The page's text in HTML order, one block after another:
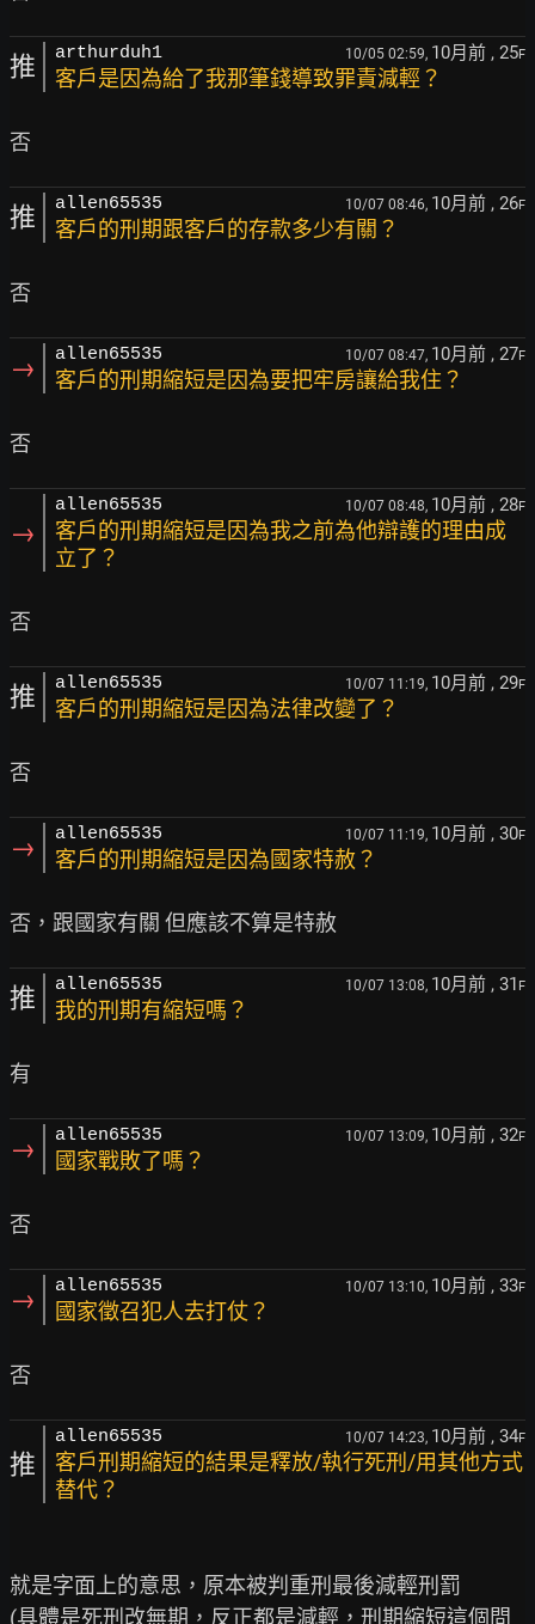
推 arthurduh1 10/05 02:59, 10月前 , 25F
客戶是因為給了我那筆錢導致罪責減輕？
推 allen65535 10/07 08:46, 10月前 , 26F
客戶的刑期跟客戶的存款多少有關？
→ allen65535 10/07 08:47, 10月前 , 27F
客戶的刑期縮短是因為要把牢房讓給我住？
→
allen65535 10/07 08:48, 10月前 , 28F
客戶的刑期縮短是因為我之前為他辯護的理由成
立了？
推 allen65535 10/07 11:19, 10月前 , 29F
客戶的刑期縮短是因為法律改變了？
→ allen65535 10/07 11:19, 10月前 , 30F
客戶的刑期縮短是因為國家特赦？
推 allen65535 10/07 13:08, 10月前 , 31 F
我的刑期有縮短嗎？
→ allen65535 10/07 13:09, 10月前 , 32F
國家戰敗了嗎？
→ allen65535 10/07 13:10, 10月前 , 33F
國家徵召犯人去打仗？
推
allen65535 10/07 14:23, 10月前 , 34F
客戶刑期縮短的結果是釋放/執行死刑/用其他方式
替代？
就是字面上的意思，原本被判重刑最後減輕刑罰
(具體是死刑改無期，反正都是減輕，刑期縮短這個問